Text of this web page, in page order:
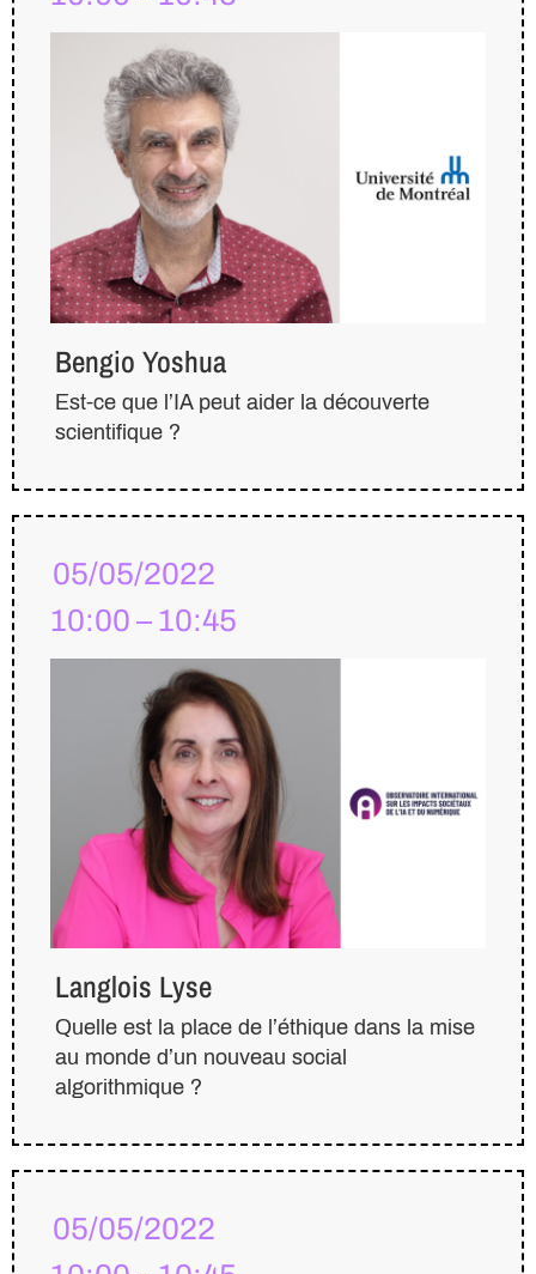
Bengio Yoshua
Est-ce que l’IA peut aider la découverte
scientifique ?
05/05/2022
10:00 – 10:45
Langlois Lyse
Quelle est la place de l’éthique dans la mise
au monde d’un nouveau social
algorithmique ?
05/05/2022